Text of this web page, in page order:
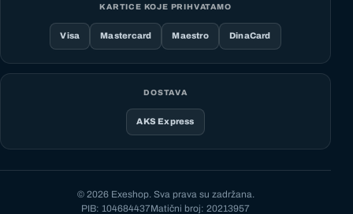
KARTICE KOJE PRIHVATAMO
Visa Mastercard Maestro DinaCard
DOSTAVA
AKS Express
© 2026 Exeshop. Sva prava su zadržana.
PIB: 104684437Matični broj: 20213957